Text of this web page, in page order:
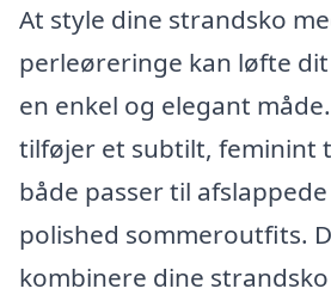
At style dine strandsko
perleøreringe kan løfte
en enkel og elegant
tilføjer et subtilt, feminint
både passer til
polished sommeroutfits.
kombinere dine